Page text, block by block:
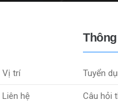
Vị trí
Liên hệ
Tuyển
Câu hỏi